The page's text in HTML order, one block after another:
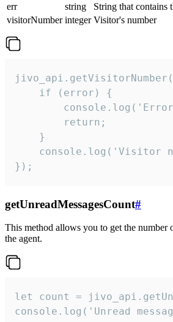
err
string
String that contains
visitorNumber integer Visitor's number
    if (error) {
        return;
    }
console.log('Visitor
});
getUnreadMessagesCount#
This method allows you to get the number
the agent.
let count =
console.log('Unread